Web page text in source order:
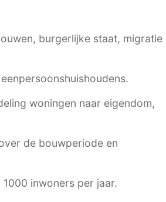
burgerlijke staat, migratie
woningen naar eigendom,
de bouwperiode en
inwoners per jaar.